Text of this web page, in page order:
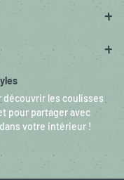
découvrir les coulisses
pour partager avec
votre intérieur !